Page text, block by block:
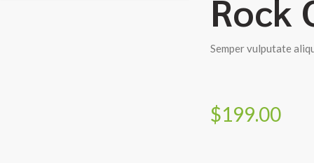
Rock
Semper vulputate
$199.00